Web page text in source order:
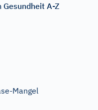
A-Z
Mangel